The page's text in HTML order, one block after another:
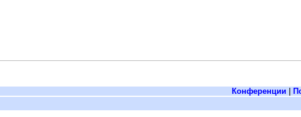
Конференции